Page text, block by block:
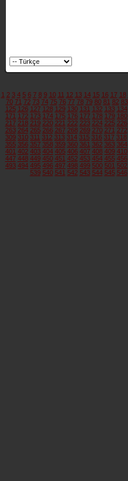
1 2 3 4 5 6 7 8 9 10 11 12 13 14 15 16 17 18
70 71 72 73 74 75 76 77 78 79 80 81 82 83
125 126 127 128 129 130 131 132 133 134
171 172 173 174 175 176 177 178 179 180
217 218 219 220 221 222 223 224 225 226
263 264 265 266 267 268 269 270 271 272
309 310 311 312 313 314 315 316 317 318
355 356 357 358 359 360 361 362 363 364
401 402 403 404 405 406 407 408 409 410
447 448 449 450 451 452 453 454 455 456
493 494 495 496 497 498 499 500 501 502
539 540 541 542 543 544 545 546